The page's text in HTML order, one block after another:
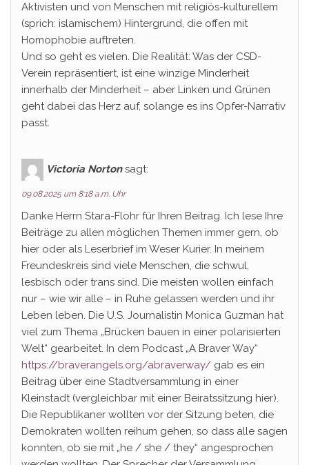
Aktivisten und von Menschen mit religiös-kulturellem
(sprich: islamischem) Hintergrund, die offen mit
Homophobie auftreten.
Und so geht es vielen. Die Realität: Was der CSD-
Verein repräsentiert, ist eine winzige Minderheit
innerhalb der Minderheit – aber Linken und Grünen
geht dabei das Herz auf, solange es ins Opfer-Narrativ
passt.
Victoria Norton sagt:
09.08.2025 um 8:18 a.m. Uhr
Danke Herrn Stara-Flohr für Ihren Beitrag. Ich lese Ihre
Beiträge zu allen möglichen Themen immer gern, ob
hier oder als Leserbrief im Weser Kurier. In meinem
Freundeskreis sind viele Menschen, die schwul,
lesbisch oder trans sind. Die meisten wollen einfach
nur – wie wir alle – in Ruhe gelassen werden und ihr
Leben leben. Die U.S. Journalistin Monica Guzman hat
viel zum Thema „Brücken bauen in einer polarisierten
Welt“ gearbeitet. In dem Podcast „A Braver Way“
https://braverangels.org/abraverway/ gab es ein
Beitrag über eine Stadtversammlung in einer
Kleinstadt (vergleichbar mit einer Beiratssitzung hier).
Die Republikaner wollten vor der Sitzung beten, die
Demokraten wollten reihum gehen, so dass alle sagen
konnten, ob sie mit „he / she / they“ angesprochen